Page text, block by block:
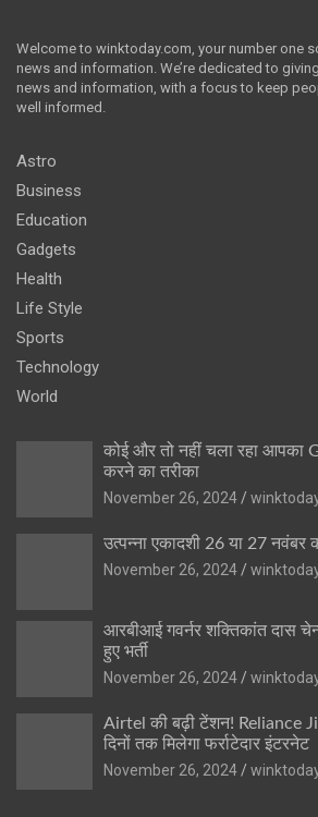
Welcome to winktoday.com, your number one
news and information. We’re dedicated to
news and information, with a focus to keep
well informed.
Astro
Business
Education
Gadgets
Health
Life Style
Sports
Technology
World
कोई और तो नहीं चला रहा आपका
करने का तरीका
November 26, 2024
उत्पन्ना एकादशी 26 या 27
November 26, 2024
आरबीआई गवर्नर शक्तिकांत दास
हुए भर्ती
November 26, 2024
Airtel की बढ़ी टेंशन! Reliance
दिनों तक मिलेगा फर्राटेदार इंटरनेट
November 26, 2024